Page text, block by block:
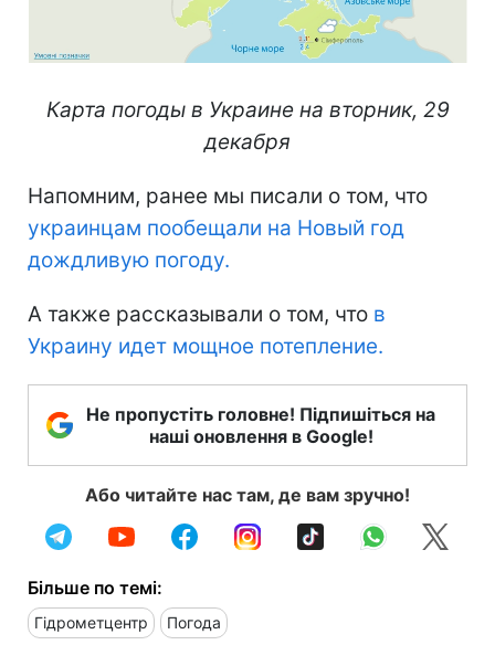
Карта погоды в Украине на вторник, 29
декабря
Напомним, ранее мы писали о том, что
украинцам пообещали на Новый год
дождливую погоду.
А также рассказывали о том, что в
Украину идет мощное потепление.
Не пропустіть головне! Підпишіться на
наші оновлення в Google!
Або читайте нас там, де вам зручно!
Більше по темі:
Гідрометцентр Погода